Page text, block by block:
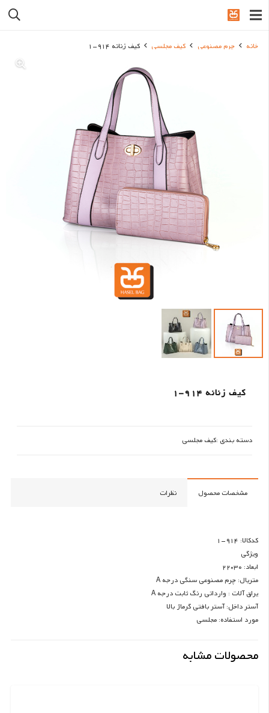
خانه چرم مصنوعی کیف مجلسی کیف زنانه 914-1
کیف زنانه 914-1
دسته بندی :کیف مجلسی
مشخصات محصول نظرات
کدکالا: 914-1
ویژگی
ابعاد: 30*22
متریال: چرم مصنوعی سنگی درجه A
یراق آلات : وارداتی رنگ ثابت درجه A
آستر داخل: آستر بافتی گرماژ بالا
مورد استفاده: مجلسی
محصولات مشابه